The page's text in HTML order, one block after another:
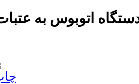
روزانه 107دستگاه اتوبوس